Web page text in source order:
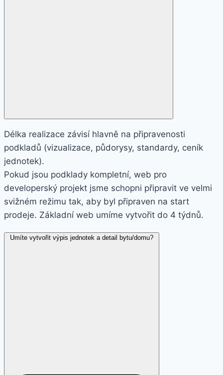
Délka realizace závisí hlavně na připravenosti
podkladů (vizualizace, půdorysy, standardy, ceník
jednotek).
Pokud jsou podklady kompletní, web pro
developerský projekt jsme schopni připravit ve velmi
svižném režimu tak, aby byl připraven na start
prodeje. Základní web umíme vytvořit do 4 týdnů.
Umíte vytvořit výpis jednotek a detail bytu/domu?